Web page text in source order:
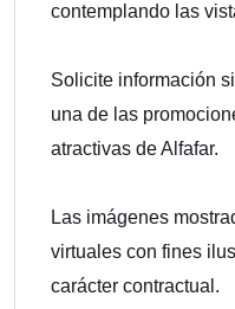
contemplando las
Solicite información
una de las
atractivas de Alfafar.
Las imágenes
virtuales con fines
carácter contractual.